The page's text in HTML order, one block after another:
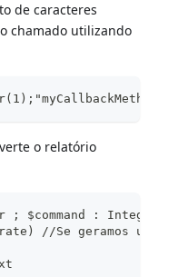
de caracteres
chamado utilizando
o relatório
; $command : Integer)
//Se geramos um